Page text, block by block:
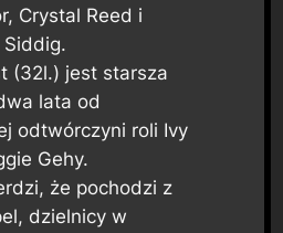
Crystal Reed i
(32l.) jest starsza
lata od
odtwórczyni roli Ivy
Gehy.
że pochodzi z
dzielnicy w